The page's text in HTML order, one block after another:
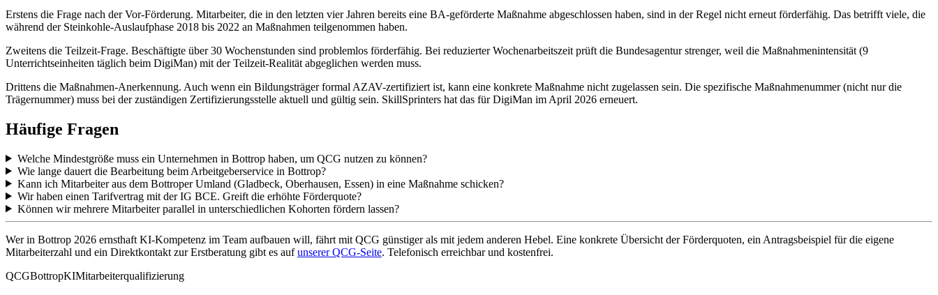
Erstens die Frage nach der Vor-Förderung. Mitarbeiter, die in den letzten vier Jahren bereits eine BA-geförderte Maßnahme abgeschlossen haben, sind in der Regel nicht erneut förderfähig. Das betrifft viele, die
während der Steinkohle-Auslaufphase 2018 bis 2022 an Maßnahmen teilgenommen haben.
Zweitens die Teilzeit-Frage. Beschäftigte über 30 Wochenstunden sind problemlos förderfähig. Bei reduzierter Wochenarbeitszeit prüft die Bundesagentur strenger, weil die Maßnahmenintensität (9
Unterrichtseinheiten täglich beim DigiMan) mit der Teilzeit-Realität abgeglichen werden muss.
Drittens die Maßnahmen-Anerkennung. Auch wenn ein Bildungsträger formal AZAV-zertifiziert ist, kann eine konkrete Maßnahme nicht zugelassen sein. Die spezifische Maßnahmenummer (nicht nur die
Trägernummer) muss bei der zuständigen Zertifizierungsstelle aktuell und gültig sein. SkillSprinters hat das für DigiMan im April 2026 erneuert.
Häufige Fragen
Welche Mindestgröße muss ein Unternehmen in Bottrop haben, um QCG nutzen zu können?
Wie lange dauert die Bearbeitung beim Arbeitgeberservice in Bottrop?
Kann ich Mitarbeiter aus dem Bottroper Umland (Gladbeck, Oberhausen, Essen) in eine Maßnahme schicken?
Wir haben einen Tarifvertrag mit der IG BCE. Greift die erhöhte Förderquote?
Können wir mehrere Mitarbeiter parallel in unterschiedlichen Kohorten fördern lassen?
Wer in Bottrop 2026 ernsthaft KI-Kompetenz im Team aufbauen will, fährt mit QCG günstiger als mit jedem anderen Hebel. Eine konkrete Übersicht der Förderquoten, ein Antragsbeispiel für die eigene
Mitarbeiterzahl und ein Direktkontakt zur Erstberatung gibt es aufunserer QCG-Seite. Telefonisch erreichbar und kostenfrei.
QCGBottropKIMitarbeiterqualifizierung